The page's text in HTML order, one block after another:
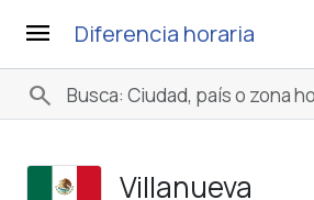
menu Diferencia horaria
search
Villanueva